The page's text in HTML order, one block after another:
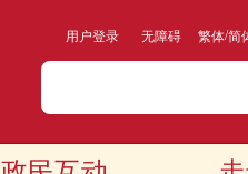
用户登录 无障碍 繁体/简